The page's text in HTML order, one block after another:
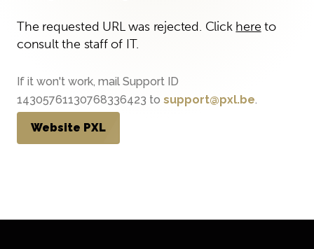
The requested URL was rejected. Click here to
consult the staff of IT.
If it won't work, mail Support ID
14305761130768336423 to support@pxl.be.
Website PXL